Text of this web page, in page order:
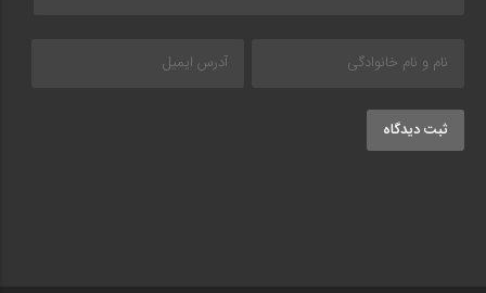
ثبت دیدگاه